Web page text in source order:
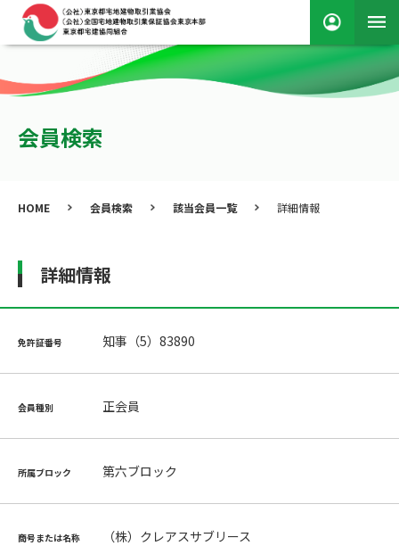
会員検索
HOME 会員検索 該当会員一覧 詳細情報
詳細情報
免許証番号 知事（5）83890
会員種別 正会員
所属ブロック 第六ブロック
商号または名称 （株）クレアスサブリース